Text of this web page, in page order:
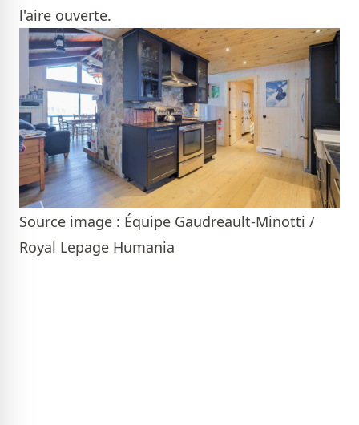
l'aire ouverte.
Source image : Équipe Gaudreault-Minotti /
Royal Lepage Humania